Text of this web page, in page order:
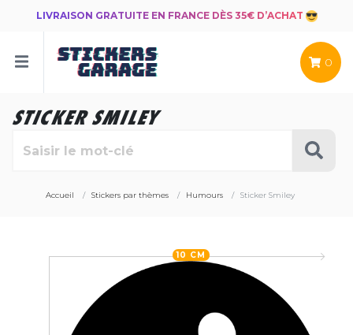
LIVRAISON GRATUITE EN FRANCE DÈS 35€ D’ACHAT
0
STICKER SMILEY
Accueil Stickers par thèmes Humours Sticker Smiley
10 CM